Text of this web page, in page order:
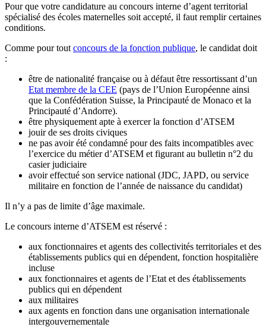
Pour que votre candidature au concours interne d’agent territorial
spécialisé des écoles maternelles soit accepté, il faut remplir certaines
conditions.
Comme pour tout concours de la fonction publique, le candidat doit
:
être de nationalité française ou à défaut être ressortissant d’un
Etat membre de la CEE (pays de l’Union Européenne ainsi
que la Confédération Suisse, la Principauté de Monaco et la
Principauté d’Andorre).
être physiquement apte à exercer la fonction d’ATSEM
jouir de ses droits civiques
ne pas avoir été condamné pour des faits incompatibles avec
l’exercice du métier d’ATSEM et figurant au bulletin n°2 du
casier judiciaire
avoir effectué son service national (JDC, JAPD, ou service
militaire en fonction de l’année de naissance du candidat)
Il n’y a pas de limite d’âge maximale.
Le concours interne d’ATSEM est réservé :
aux fonctionnaires et agents des collectivités territoriales et des
établissements publics qui en dépendent, fonction hospitalière
incluse
aux fonctionnaires et agents de l’Etat et des établissements
publics qui en dépendent
aux militaires
aux agents en fonction dans une organisation internationale
intergouvernementale